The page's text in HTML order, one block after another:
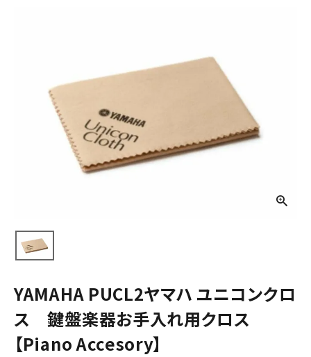
YAMAHA PUCL2ヤマハ ユニコンクロ
ス 鍵盤楽器お手入れ用クロス
【Piano Accesory】